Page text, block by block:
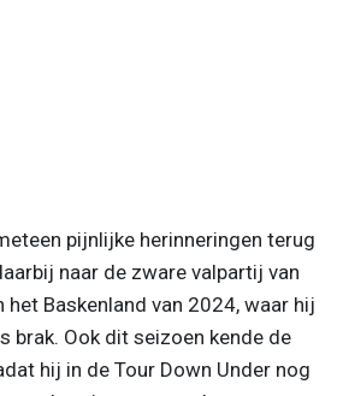
pijnlijke herinneringen terug
naar de zware valpartij van
het Baskenland van 2024, waar hij
brak. Ook dit seizoen kende de
hij in de Tour Down Under nog